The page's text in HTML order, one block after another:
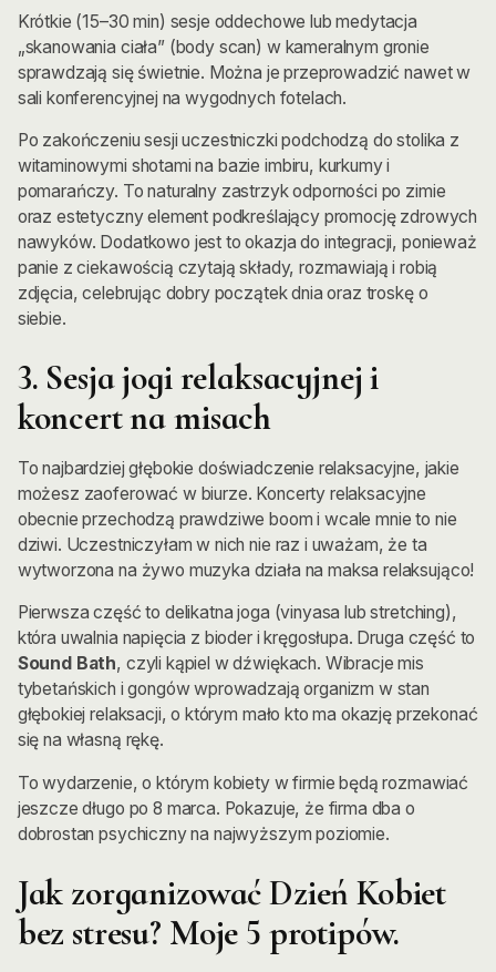
Krótkie (15–30 min) sesje oddechowe lub medytacja
„skanowania ciała” (body scan) w kameralnym gronie
sprawdzają się świetnie. Można je przeprowadzić nawet w
sali konferencyjnej na wygodnych fotelach.
Po zakończeniu sesji uczestniczki podchodzą do stolika z
witaminowymi shotami na bazie imbiru, kurkumy i
pomarańczy. To naturalny zastrzyk odporności po zimie
oraz estetyczny element podkreślający promocję zdrowych
nawyków. Dodatkowo jest to okazja do integracji, ponieważ
panie z ciekawością czytają składy, rozmawiają i robią
zdjęcia, celebrując dobry początek dnia oraz troskę o
siebie.
3. Sesja jogi relaksacyjnej i
koncert na misach
To najbardziej głębokie doświadczenie relaksacyjne, jakie
możesz zaoferować w biurze. Koncerty relaksacyjne
obecnie przechodzą prawdziwe boom i wcale mnie to nie
dziwi. Uczestniczyłam w nich nie raz i uważam, że ta
wytworzona na żywo muzyka działa na maksa relaksująco!
Pierwsza część to delikatna joga (vinyasa lub stretching),
która uwalnia napięcia z bioder i kręgosłupa. Druga część to
Sound Bath, czyli kąpiel w dźwiękach. Wibracje mis
tybetańskich i gongów wprowadzają organizm w stan
głębokiej relaksacji, o którym mało kto ma okazję przekonać
się na własną rękę.
To wydarzenie, o którym kobiety w firmie będą rozmawiać
jeszcze długo po 8 marca. Pokazuje, że firma dba o
dobrostan psychiczny na najwyższym poziomie.
Jak zorganizować Dzień Kobiet
bez stresu? Moje 5 protipów.